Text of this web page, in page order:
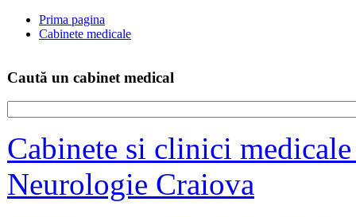
Prima pagina
Cabinete medicale
Caută un cabinet medical
Cabinete si clinici
Neurologie Craiova